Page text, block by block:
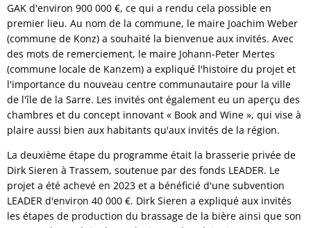
GAK d'environ 900 000 €, ce qui a rendu cela possible en
premier lieu. Au nom de la commune, le maire Joachim Weber
(commune de Konz) a souhaité la bienvenue aux invités. Avec
des mots de remerciement, le maire Johann-Peter Mertes
(commune locale de Kanzem) a expliqué l'histoire du projet et
l'importance du nouveau centre communautaire pour la ville
de l'île de la Sarre. Les invités ont également eu un aperçu des
chambres et du concept innovant « Book and Wine », qui vise à
plaire aussi bien aux habitants qu'aux invités de la région.
La deuxième étape du programme était la brasserie privée de
Dirk Sieren à Trassem, soutenue par des fonds LEADER. Le
projet a été achevé en 2023 et a bénéficié d'une subvention
LEADER d'environ 40 000 €. Dirk Sieren a expliqué aux invités
les étapes de production du brassage de la bière ainsi que son